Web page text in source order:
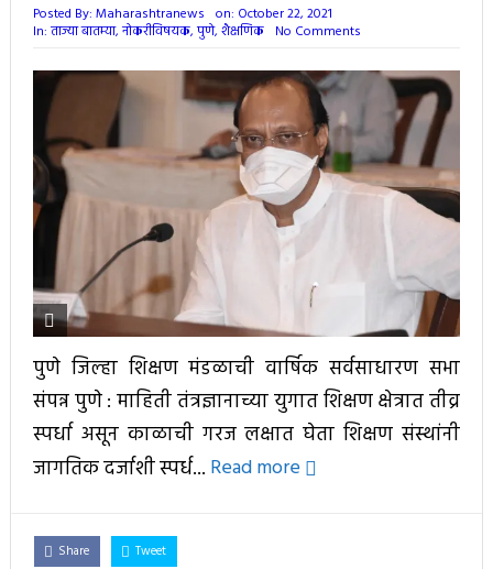
Posted By: Maharashtranews on: October 22, 2021
In: ताज्या बातम्या, नोकरीविषयक, पुणे, शैक्षणिक No Comments
पुणे जिल्हा शिक्षण मंडळाची वार्षिक सर्वसाधारण सभा
संपन्न पुणे : माहिती तंत्रज्ञानाच्या युगात शिक्षण क्षेत्रात तीव्र
स्पर्धा असून काळाची गरज लक्षात घेता शिक्षण संस्थांनी
जागतिक दर्जाशी स्पर्ध... Read more
Share Tweet